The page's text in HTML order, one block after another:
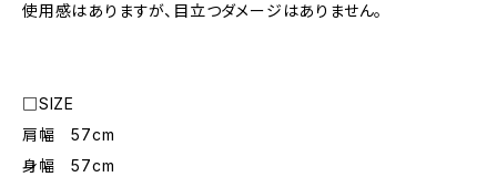
使用感はありますが、目立つダメージはありません。
□SIZE
肩幅 57cm
身幅 57cm